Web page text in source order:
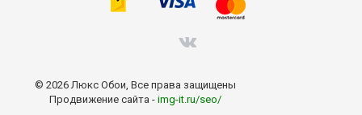
© 2026 Люкс Обои, Все права защищены
Продвижение сайта - img-it.ru/seo/